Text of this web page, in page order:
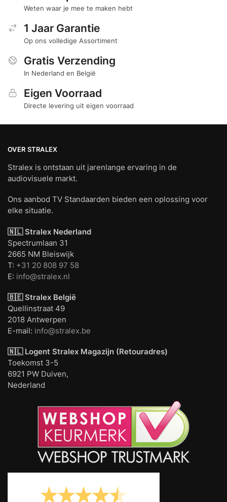
Weten waar je mee te maken hebt
1 Jaar Garantie
Op ons volledige Assortiment
Gratis Verzending
In Nederland en België
Eigen Voorraad
Directe levering uit eigen voorraad
OVER STRALEX
Stralex is ontstaan uit jarenlange ervaring in de
audiovisuele markt.
Ons aanbod TV Standaarden bieden een oplossing voor
elke situatie.
🇳🇱 Stralex Nederland
Spectrumlaan 31
2665 NM Bleiswijk
T: +31 20 808 97 58
E: info@stralex.nl
🇧🇪 Stralex België
Quellinstraat 49
2018 Antwerpen
E-mail: info@stralex.be
🇳🇱 Logent Stralex Magazijn (Retouradres)
Toekomst 3-5
6921 PW Duiven,
Nederland